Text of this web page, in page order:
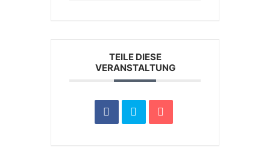
TEILE DIESE
VERANSTALTUNG